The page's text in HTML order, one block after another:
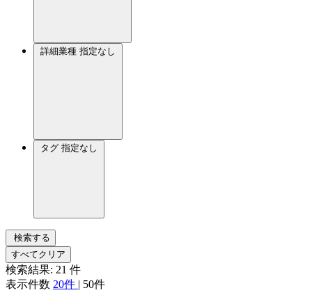
詳細業種 指定なし
タグ 指定なし
検索する
すべてクリア
検索結果: 21 件
表示件数 20件 | 50件